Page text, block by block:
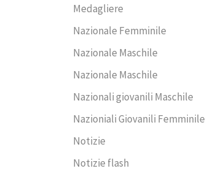
Medagliere
Nazionale Femminile
Nazionale Maschile
Nazionale Maschile
Nazionali giovanili Maschile
Nazioniali Giovanili Femminile
Notizie
Notizie flash